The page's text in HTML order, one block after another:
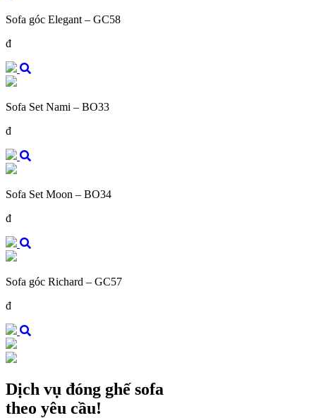
Sofa góc Elegant – GC58
đ
Sofa Set Nami – BO33
đ
Sofa Set Moon – BO34
đ
Sofa góc Richard – GC57
đ
Dịch vụ đóng ghế sofa
theo yêu cầu!